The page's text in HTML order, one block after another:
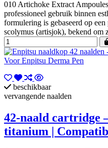
010 Artichoke Extract
professioneel gebruik binnen
formulering is gebaseerd op
scolymus (artisjok), bekend om
beschikbaar
vervangende naalden
42-naald cartridge
titanium |